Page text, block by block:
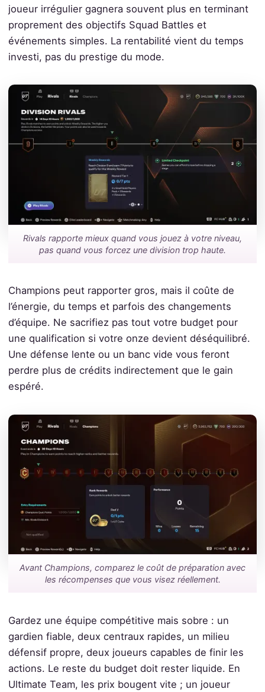
joueur irrégulier gagnera souvent plus en terminant
proprement des objectifs Squad Battles et
événements simples. La rentabilité vient du temps
investi, pas du prestige du mode.
Rivals rapporte mieux quand vous jouez à votre niveau,
pas quand vous forcez une division trop haute.
Champions peut rapporter gros, mais il coûte de
l’énergie, du temps et parfois des changements
d’équipe. Ne sacrifiez pas tout votre budget pour
une qualification si votre onze devient déséquilibré.
Une défense lente ou un banc vide vous feront
perdre plus de crédits indirectement que le gain
espéré.
Avant Champions, comparez le coût de préparation avec
les récompenses que vous visez réellement.
Gardez une équipe compétitive mais sobre : un
gardien fiable, deux centraux rapides, un milieu
défensif propre, deux joueurs capables de finir les
actions. Le reste du budget doit rester liquide. En
Ultimate Team, les prix bougent vite ; un joueur